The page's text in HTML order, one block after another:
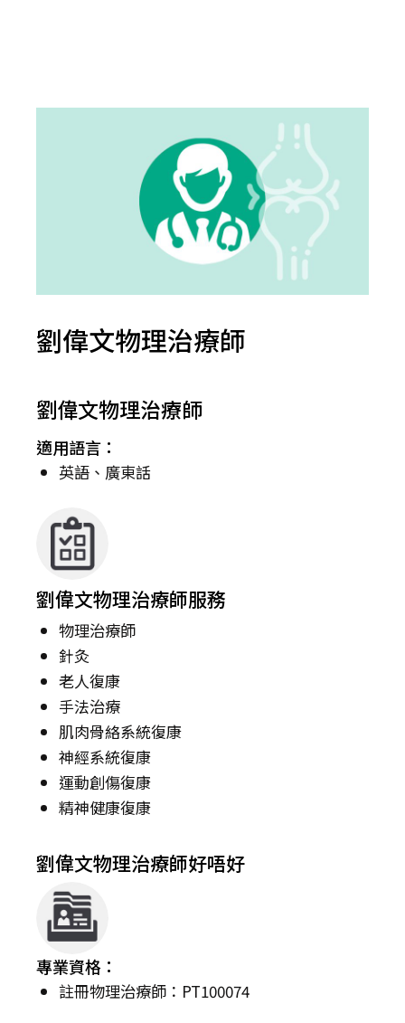
劉偉文物理治療師
劉偉文物理治療師
適用語言：
英語、廣東話
劉偉文物理治療師服務
物理治療師
針灸
老人復康
手法治療
肌肉骨絡系統復康
神經系統復康
運動創傷復康
精神健康復康
劉偉文物理治療師好唔好
專業資格：
註冊物理治療師：PT100074